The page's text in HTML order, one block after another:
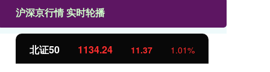
沪深京行情 实时轮播
北证50 1134.24 11.37 1.01%